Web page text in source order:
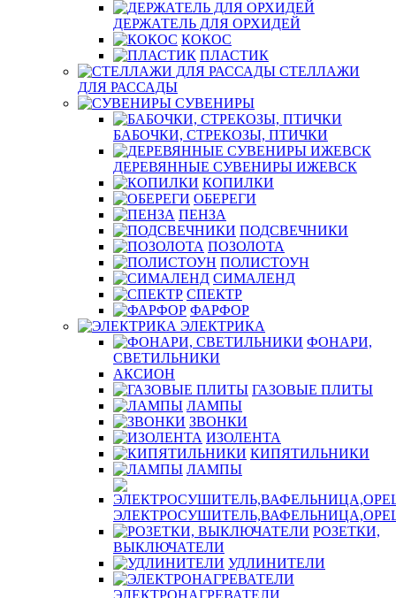
ДЕРЖАТЕЛЬ ДЛЯ ОРХИДЕЙ
КОКОС
ПЛАСТИК
СТЕЛЛАЖИ
ДЛЯ РАССАДЫ
СУВЕНИРЫ
БАБОЧКИ, СТРЕКОЗЫ, ПТИЧКИ
ДЕРЕВЯННЫЕ СУВЕНИРЫ ИЖЕВСК
КОПИЛКИ
ОБЕРЕГИ
ПЕНЗА
ПОДСВЕЧНИКИ
ПОЗОЛОТА
ПОЛИСТОУН
СИМАЛЕНД
СПЕКТР
ФАРФОР
ЭЛЕКТРИКА
ФОНАРИ,
СВЕТИЛЬНИКИ
АКСИОН
ГАЗОВЫЕ ПЛИТЫ
ЛАМПЫ
ЗВОНКИ
ИЗОЛЕНТА
КИПЯТИЛЬНИКИ
ЛАМПЫ
РОЗЕТКИ,
ВЫКЛЮЧАТЕЛИ
УДЛИНИТЕЛИ
ЭЛЕКТРОНАГРЕВАТЕЛИ